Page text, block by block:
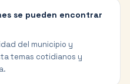
se pueden encontrar
del municipio y
temas cotidianos y